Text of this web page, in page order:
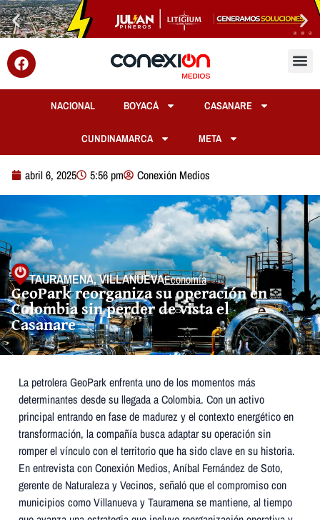
NACIONAL BOYACÁ CASANARE
CUNDINAMARCA META
abril 6, 2025 5:56 pm Conexión Medios
TAURAMENA,VILLANUEVAEconomía
GeoPark reorganiza su operación en
Colombia sin perder de vista el
Casanare
La petrolera GeoPark enfrenta uno de los momentos más
determinantes desde su llegada a Colombia. Con un activo
principal entrando en fase de madurez y el contexto energético en
transformación, la compañía busca adaptar su operación sin
romper el vínculo con el territorio que ha sido clave en su historia.
En entrevista con Conexión Medios, Aníbal Fernández de Soto,
gerente de Naturaleza y Vecinos, señaló que el compromiso con
municipios como Villanueva y Tauramena se mantiene, al tiempo